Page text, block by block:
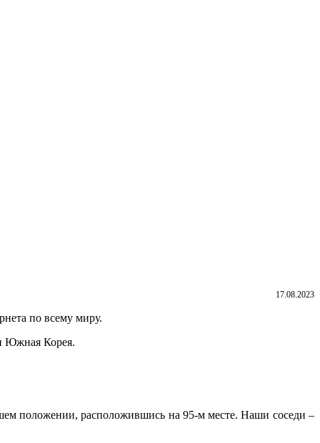
17.08.2023
по всему миру.
Южная Корея.
положении, расположившись на 95-м месте. Наши соседи –